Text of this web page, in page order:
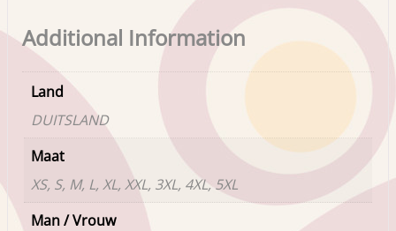
Additional Information
Land
DUITSLAND
Maat
XS, S, M, L, XL, XXL, 3XL, 4XL, 5XL
Man / Vrouw